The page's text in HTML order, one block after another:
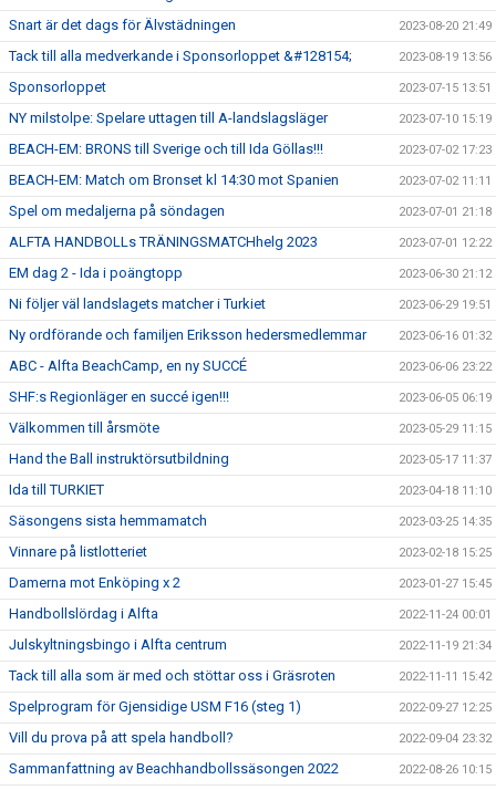
Snart är det dags för Älvstädningen 2023-08-20 21:49
Tack till alla medverkande i Sponsorloppet &#128154; 2023-08-19 13:56
Sponsorloppet 2023-07-15 13:51
NY milstolpe: Spelare uttagen till A-landslagsläger 2023-07-10 15:19
BEACH-EM: BRONS till Sverige och till Ida Göllas!!! 2023-07-02 17:23
BEACH-EM: Match om Bronset kl 14:30 mot Spanien 2023-07-02 11:11
Spel om medaljerna på söndagen 2023-07-01 21:18
ALFTA HANDBOLLs TRÄNINGSMATCHhelg 2023 2023-07-01 12:22
EM dag 2 - Ida i poängtopp 2023-06-30 21:12
Ni följer väl landslagets matcher i Turkiet 2023-06-29 19:51
Ny ordförande och familjen Eriksson hedersmedlemmar 2023-06-16 01:32
ABC - Alfta BeachCamp, en ny SUCCÉ 2023-06-06 23:22
SHF:s Regionläger en succé igen!!! 2023-06-05 06:19
Välkommen till årsmöte 2023-05-29 11:15
Hand the Ball instruktörsutbildning 2023-05-17 11:37
Ida till TURKIET 2023-04-18 11:10
Säsongens sista hemmamatch 2023-03-25 14:35
Vinnare på listlotteriet 2023-02-18 15:25
Damerna mot Enköping x 2 2023-01-27 15:45
Handbollslördag i Alfta 2022-11-24 00:01
Julskyltningsbingo i Alfta centrum 2022-11-19 21:34
Tack till alla som är med och stöttar oss i Gräsroten 2022-11-11 15:42
Spelprogram för Gjensidige USM F16 (steg 1) 2022-09-27 12:25
Vill du prova på att spela handboll? 2022-09-04 23:32
Sammanfattning av Beachhandbollssäsongen 2022 2022-08-26 10:15